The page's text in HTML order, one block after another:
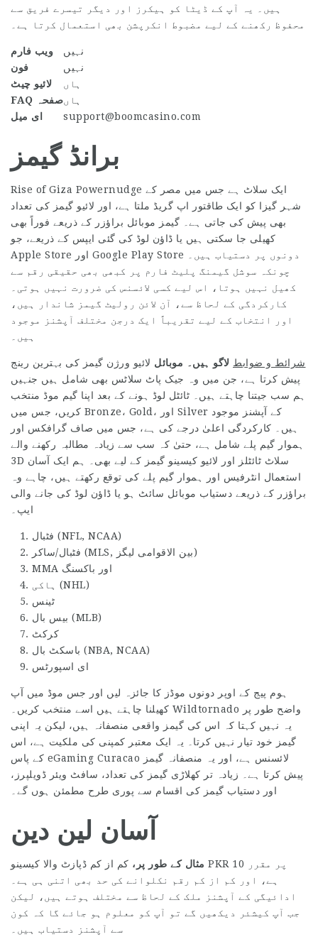
ہیں۔ یہ آپ کے ڈیٹا کو ہیکرز اور دیگر تیسرے فریق سے
محفوظ رکھنے کے لیے مضبوط انکرپشن بھی استعمال کرتا ہے۔
ویب فارم
نہیں
فون
نہیں
لائیو چیٹ
ہاں
FAQ صفحہہاں
ای میل
support@boomcasino.com
برانڈ گیمز
Rise of Giza Powernudge ایک سلاٹ ہے جس میں مصر کے
شہر گیزا کو ایک طاقتور اپ گریڈ ملتا ہے، اور لائیو گیمز کی تعداد
بھی پیش کی جاتی ہے۔ گیمز موبائل براؤزر کے ذریعے فوراً بھی
کھیلی جا سکتی ہیں یا ڈاؤن لوڈ کی گئی ایپس کے ذریعے، جو
Apple Store اور Google Play Store دونوں پر دستیاب ہیں۔
چونکہ سوشل گیمنگ پلیٹ فارم پر کبھی بھی حقیقی رقم سے
کھیل نہیں ہوتا، اس لیے کسی لائسنس کی ضرورت نہیں ہوتی۔
کارکردگی کے لحاظ سے، آن لائن رولیٹ گیمز شاندار ہیں،
اور انتخاب کے لیے تقریباً ایک درجن مختلف آپشنز موجود
ہیں۔
شرائط و ضوابط لاگو ہیں۔ موبائل لائیو ورژن گیمز کی بہترین رینج
پیش کرتا ہے، جن میں وہ جیک پاٹ سلاٹس بھی شامل ہیں جنہیں
ہم سب جیتنا چاہتے ہیں۔ ٹائٹل لوڈ ہونے کے بعد اپنا گیم موڈ منتخب
کریں، جس میں Bronze، Gold، اور Silver کے آپشنز موجود
ہیں۔ کارکردگی اعلیٰ درجے کی ہے، جس میں صاف گرافکس اور
ہموار گیم پلے شامل ہے، حتیٰ کہ سب سے زیادہ مطالبہ رکھنے والے
3D سلاٹ ٹائٹلز اور لائیو کیسینو گیمز کے لیے بھی۔ ہم ایک آسان
استعمال انٹرفیس اور ہموار گیم پلے کی توقع رکھتے ہیں، چاہے وہ
براؤزر کے ذریعے دستیاب موبائل سائٹ ہو یا ڈاؤن لوڈ کی جانے والی
ایپ۔
فٹبال (NFL, NCAA)
فٹبال/ساکر (MLS, بین الاقوامی لیگز)
MMA اور باکسنگ
ہاکی (NHL)
ٹینس
بیس بال (MLB)
کرکٹ
باسکٹ بال (NBA, NCAA)
ای اسپورٹس
ہوم پیج کے اوپر دونوں موڈز کا جائزہ لیں اور جس موڈ میں آپ
کھیلنا چاہتے ہیں اسے منتخب کریں۔ Wildtornado واضح طور پر
یہ نہیں کہتا کہ اس کی گیمز واقعی منصفانہ ہیں، لیکن یہ اپنی
گیمز خود تیار نہیں کرتا۔ یہ ایک معتبر کمپنی کی ملکیت ہے، اس
کے پاس eGaming Curacao لائسنس ہے، اور یہ منصفانہ گیمز
پیش کرتا ہے۔ زیادہ تر کھلاڑی گیمز کی تعداد، سافٹ ویئر ڈویلپرز،
اور دستیاب گیمز کی اقسام سے پوری طرح مطمئن ہوں گے۔
آسان لین دین
مثال کے طور پر، کم از کم ڈپازٹ والا کیسینو PKR 10 پر مقرر
ہے، اور کم از کم رقم نکلوانے کی حد بھی اتنی ہی ہے۔
ادائیگی کے آپشنز ملک کے لحاظ سے مختلف ہوتے ہیں، لیکن
جب آپ کیشئر دیکھیں گے تو آپ کو معلوم ہو جائے گا کہ کون
سے آپشنز دستیاب ہیں۔